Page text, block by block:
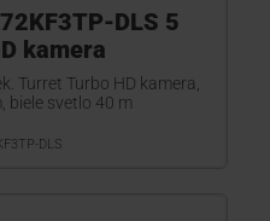
DLS 5
kamera
Turret Turbo HD kamera,
biele svetlo 40 m
DLS